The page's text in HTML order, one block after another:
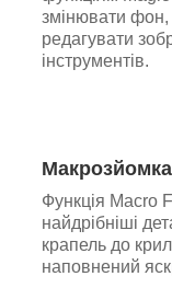
змінювати фон,
редагувати
інструментів.
Функція Macro
найдрібніші
крапель до
наповнений